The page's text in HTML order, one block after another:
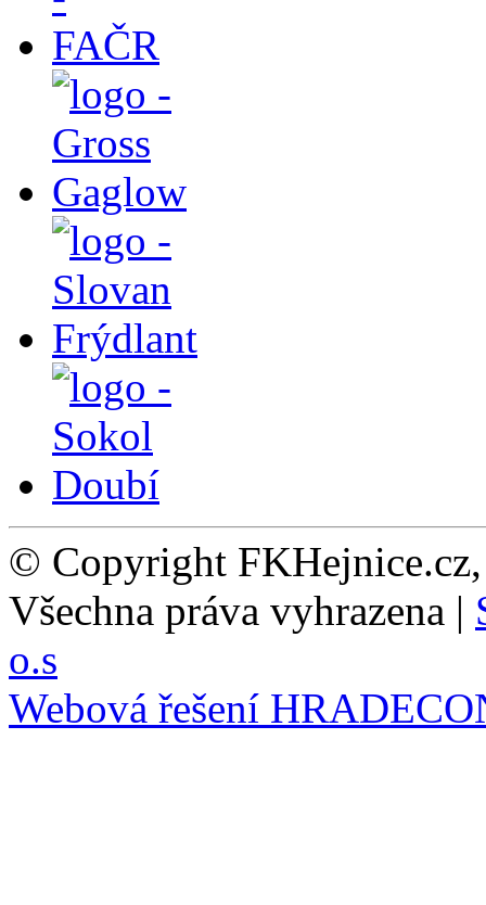
© Copyright
Všechna práva vyhrazena |
o.s
Webová řešení